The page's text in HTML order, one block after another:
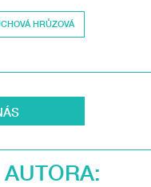
HRŮZOVÁ